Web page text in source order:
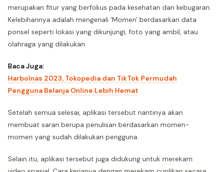
merupakan fitur yang berfokus pada kesehatan dan kebugaran.
Kelebihannya adalah mengenali 'Momen' berdasarkan data
ponsel seperti lokasi yang dikunjungi, foto yang ambil, atau
olahraga yang dilakukan.
Baca Juga:
Harbolnas 2023, Tokopedia dan TikTok Permudah
Pengguna Belanja Online Lebih Hemat
Setelah semua selesai, aplikasi tersebut nantinya akan
membuat saran berupa penulisan berdasarkan momen-
momen yang sudah dilakukan pengguna.
Selain itu, aplikasi tersebut juga didukung untuk merekam